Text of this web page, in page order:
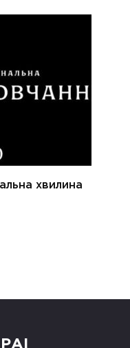
хвилина